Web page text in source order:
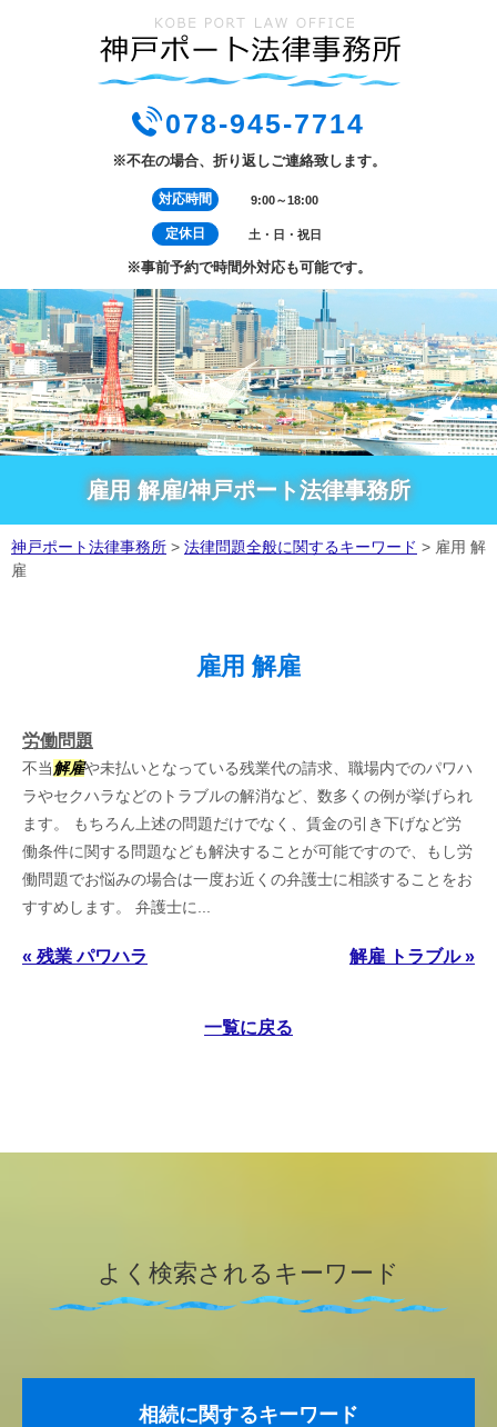
078-945-7714
※不在の場合、折り返しご連絡致します。
対応時間 9:00～18:00
定休日 土・日・祝日
※事前予約で時間外対応も可能です。
雇用 解雇/神戸ポート法律事務所
神戸ポート法律事務所 > 法律問題全般に関するキーワード > 雇用 解
雇
雇用 解雇
労働問題
不当解雇や未払いとなっている残業代の請求、職場内でのパワハ
ラやセクハラなどのトラブルの解消など、数多くの例が挙げられ
ます。 もちろん上述の問題だけでなく、賃金の引き下げなど労
働条件に関する問題なども解決することが可能ですので、もし労
働問題でお悩みの場合は一度お近くの弁護士に相談することをお
すすめします。 弁護士に...
« 残業 パワハラ 解雇 トラブル »
一覧に戻る
よく検索されるキーワード
相続に関するキーワード